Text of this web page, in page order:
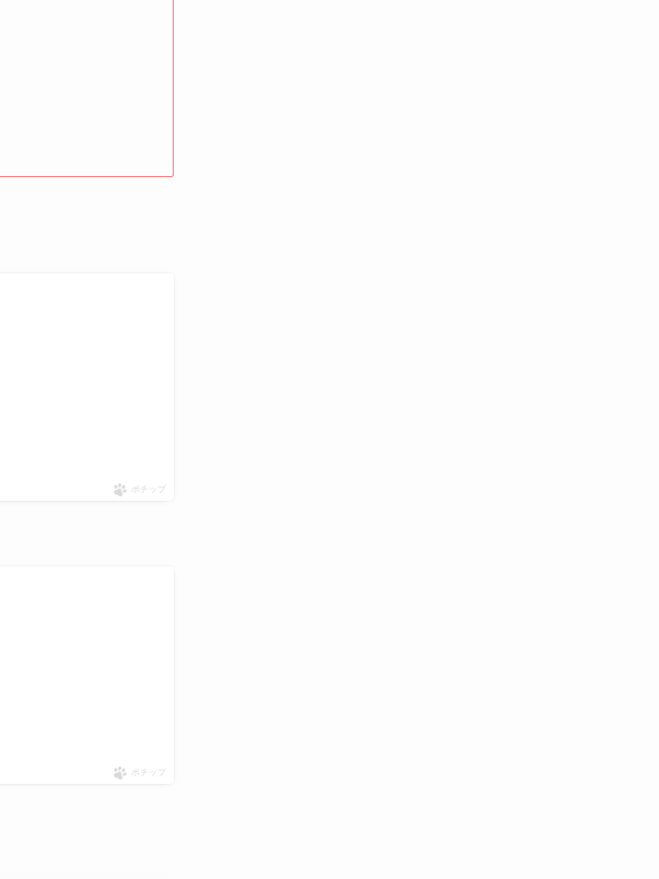
ポチップ
ポチップ